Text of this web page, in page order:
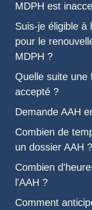
MDPH est
Suis-je éligible à
pour le
MDPH ?
Quelle suite une
accepté ?
Demande AAH
Combien de
un dossier AAH ?
Combien
l'AAH ?
Comment